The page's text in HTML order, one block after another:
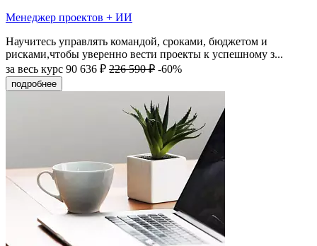
Менеджер проектов + ИИ
Научитесь управлять командой, сроками, бюджетом и
рисками,чтобы уверенно вести проекты к успешному з...
за весь курс 90 636 ₽ 226 590 ₽ -60%
подробнее